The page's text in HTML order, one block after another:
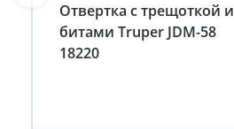
Отвертка с трещоткой и
битами Truper JDM-58
18220